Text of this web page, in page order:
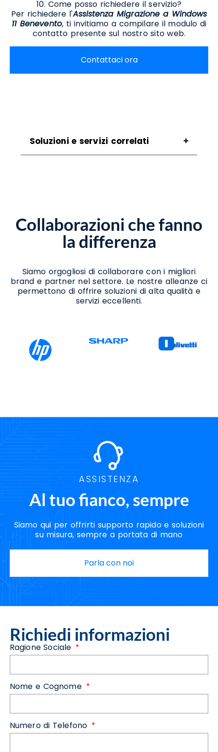
10. Come posso richiedere il servizio?
Per richiedere l'Assistenza Migrazione a Windows
11 Benevento, ti invitiamo a compilare il modulo di
contatto presente sul nostro sito web.
Contattaci ora
Soluzioni e servizi correlati
Consulenza Ict Benevento
Consulenza Per Aggiornamento A Windows
11 Benevento
Consulenza Per Migrazione A Windows 11
Consulenza Per Passaggio A Windows 11
Benevento
Installazione Ledwall Benevento
Noleggio Ledwall Benevento
Soluzioni Ict Benevento
Supporto Aggiornamento Windows 11
Benevento
Collaborazioni che fanno
la differenza
Siamo orgogliosi di collaborare con i migliori
brand e partner nel settore. Le nostre alleanze ci
permettono di offrire soluzioni di alta qualità e
servizi eccellenti.
ASSISTENZA
Al tuo fianco, sempre
Siamo qui per offrirti supporto rapido e soluzioni
su misura, sempre a portata di mano
Parla con noi
Richiedi informazioni
Ragione Sociale
Nome e Cognome
Numero di Telefono